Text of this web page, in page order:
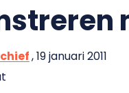
, 19 januari 2011